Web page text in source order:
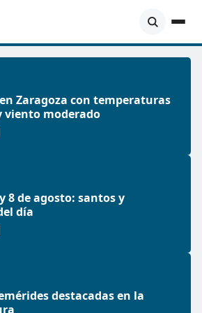
Zaragoza con temperaturas
viento moderado
8 de agosto: santos y
día
destacadas en la